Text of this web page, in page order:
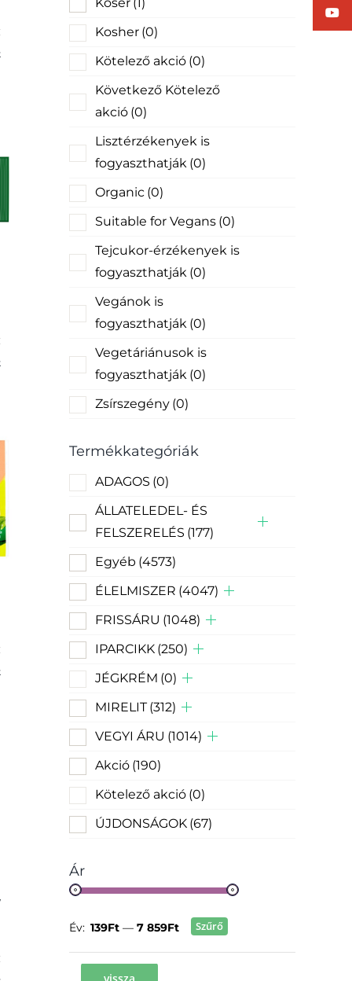
Kosher (0)
Kötelező akció (0)
Következő Kötelező
akció (0)
Lisztérzékenyek is
fogyaszthatják (0)
Organic (0)
Suitable for Vegans (0)
Tejcukor-érzékenyek is
fogyaszthatják (0)
Vegánok is
fogyaszthatják (0)
Vegetáriánusok is
fogyaszthatják (0)
Zsírszegény (0)
Termékkategóriák
ADAGOS (0)
ÁLLATELEDEL- ÉS
FELSZERELÉS (177)
Egyéb (4573)
ÉLELMISZER (4047)
FRISSÁRU (1048)
IPARCIKK (250)
JÉGKRÉM (0)
MIRELIT (312)
VEGYI ÁRU (1014)
Akció (190)
Kötelező akció (0)
ÚJDONSÁGOK (67)
Ár
Szűrő
Év: 139Ft — 7 859Ft